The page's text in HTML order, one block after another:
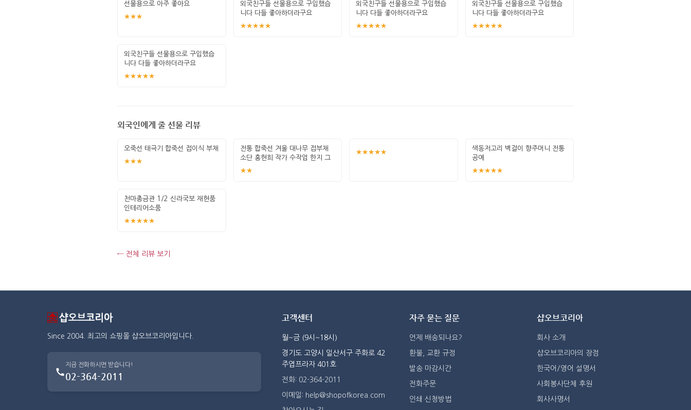
선물용으로 아주 좋아요
★★★
외국친구들 선물용으로 구입했습
니다 다들 좋아하더라구요
★★★★★
외국친구들 선물용으로 구입했습
니다 다들 좋아하더라구요
★★★★★
외국친구들 선물용으로 구입했습
니다 다들 좋아하더라구요
★★★★★
외국친구들 선물용으로 구입했습
니다 다들 좋아하더라구요
★★★★★
외국인에게 줄 선물 리뷰
오죽선 태극기 합죽선 접이식 부채
★★★
전통 합죽선 겨울 대나무 접부채
소단 홍현희 작가 수작업 한지 그
림 고급
★★
★★★★★
색동저고리 벽걸이 향주머니 전통
공예
★★★★★
천마총금관 1/2 신라국보 재현품
인테리어소품
★★★★★
← 전체 리뷰 보기
Since 2004. 최고의 쇼핑몰 샵오브코리아입니다.
지금 전화하시면 받습니다!
02-364-2011
고객센터
월~금 (9시~18시)
경기도 고양시 일산서구 주화로 42
주엽프라자 401호
전화: 02-364-2011
이메일: help@shopofkorea.com
자주 묻는 질문
언제 배송되나요?
환불, 교환 규정
발송 마감시간
전화주문
인쇄 신청방법
샵오브코리아
회사 소개
샵오브코리아의 장점
한국어/영어 설명서
사회봉사단체 후원
회사사명서